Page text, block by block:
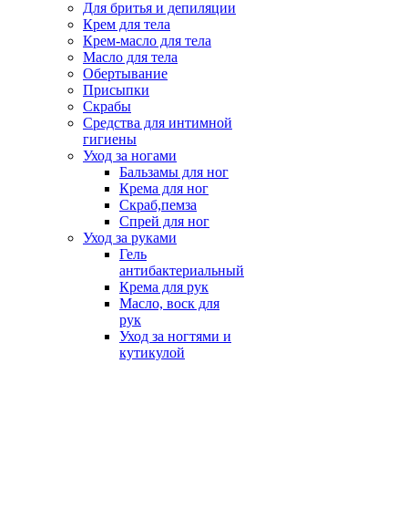
Для бритья и депиляции
Крем для тела
Крем-масло для тела
Масло для тела
Обертывание
Присыпки
Скрабы
Средства для интимной
гигиены
Уход за ногами
Бальзамы для ног
Крема для ног
Скраб,пемза
Спрей для ног
Уход за руками
Гель
антибактериальный
Крема для рук
Масло, воск для
рук
Уход за ногтями и
кутикулой